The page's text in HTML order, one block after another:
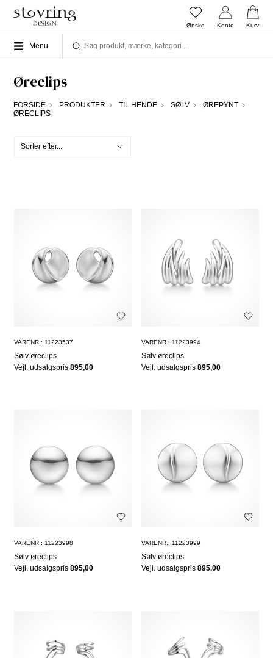
Ønske Konto Kurv
Menu
Øreclips
FORSIDE PRODUKTER TIL HENDE SØLV
ØREPYNT
ØRECLIPS
VARENR.: 11223537
Sølv øreclips
Vejl. udsalgspris 895,00
VARENR.: 11223994
Sølv øreclips
Vejl. udsalgspris895,00
VARENR.: 11223998
Sølv øreclips
Vejl. udsalgspris 895,00
VARENR.: 11223999
Sølv øreclips
Vejl. udsalgspris895,00